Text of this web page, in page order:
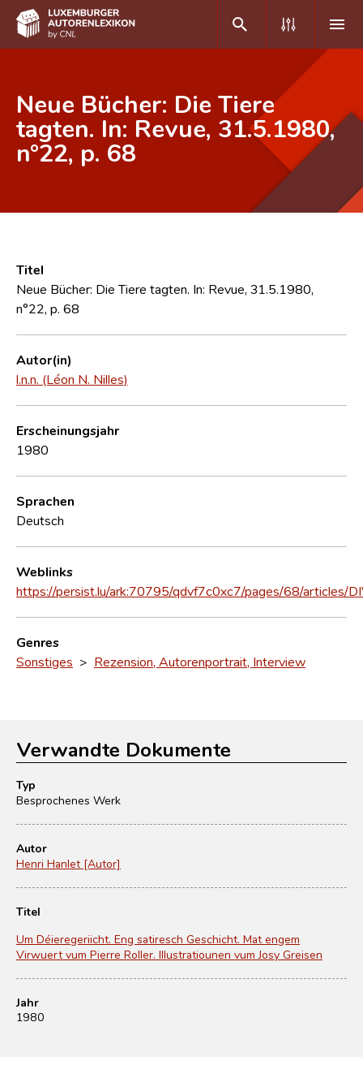
DE FR
Home
Erweiterte Suche
CNL
Forschungsgruppe
Neue Bücher: Die Tiere
tagten. In: Revue, 31.5.1980,
n°22, p. 68
Titel
Neue Bücher: Die Tiere tagten. In: Revue, 31.5.1980,
n°22, p. 68
Autor(in)
l.n.n. (Léon N. Nilles)
Erscheinungsjahr
1980
Sprachen
Deutsch
Weblinks
https://persist.lu/ark:70795/qdvf7c0xc7/pages/68/articles/
Genres
Sonstiges > Rezension, Autorenportrait, Interview
Verwandte Dokumente
Typ
Besprochenes Werk
Autor
Henri Hanlet [Autor]
Titel
Um Déieregeriicht. Eng satiresch Geschicht. Mat engem
Virwuert vum Pierre Roller. Illustratiounen vum Josy Greisen
Jahr
1980